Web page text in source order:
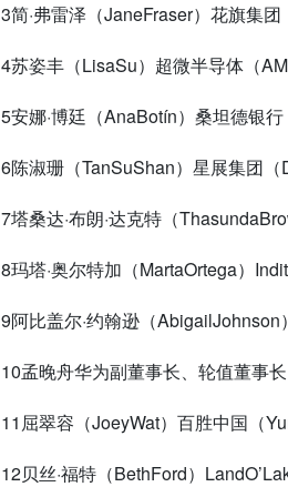
3简·弗雷泽（JaneFraser）花旗集团
4苏姿丰（LisaSu）超微半导体（
5安娜·博廷（AnaBotín）桑坦德银行
6陈淑珊（TanSuShan）星展集团（
7塔桑达·布朗·达克特（
8玛塔·奥尔特加（MartaOrtega）
9阿比盖尔·约翰逊（AbigailJohnson
10孟晚舟华为副董事长、轮值董事
11屈翠容（JoeyWat）百胜中国（
12贝丝·福特（BethFord） LandO’